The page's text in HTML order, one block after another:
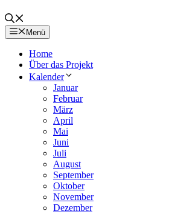
Menü
Home
Über das Projekt
Kalender
Januar
Februar
März
April
Mai
Juni
Juli
August
September
Oktober
November
Dezember